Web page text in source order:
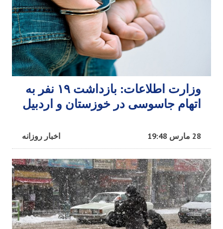
وزارت اطلاعات: بازداشت ۱۹ نفر به
اتهام جاسوسی در خوزستان و اردبیل
اخبار روزانه 28 مارس 19:48